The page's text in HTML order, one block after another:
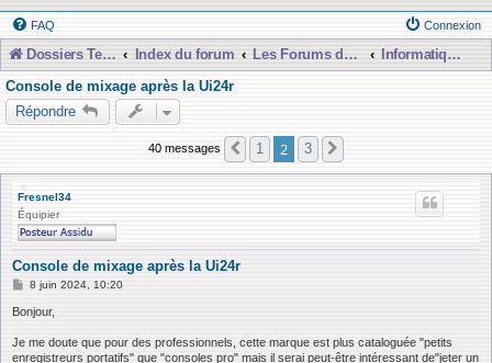
FAQ Connexion
Dossiers Techniques Index du forum Les Forums de Discussions
Informatique, Consoles Numériques et MAO
Console de mixage après la Ui24r
Répondre
40 messages Précédente
1 2 3
Fresnel34
Équipier
Console de mixage après la Ui24r
M
s
g
8 juin 2024, 10:20
Bonjour,
Je me doute que pour des professionnels, cette marque est plus cataloguée "petits
enregistreurs portatifs" que "consoles pro" mais il serai peut-être intéressant de"jeter un